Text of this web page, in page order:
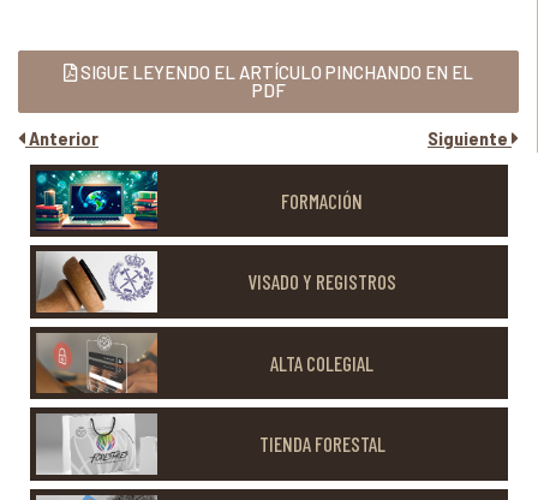
SIGUE LEYENDO EL ARTÍCULO PINCHANDO EN EL
PDF
Anterior Siguiente
FORMACIÓN
VISADO Y REGISTROS
ALTA COLEGIAL
TIENDA FORESTAL